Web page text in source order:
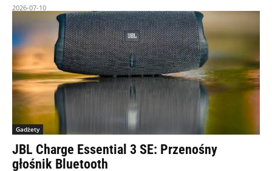
2026-07-10
Gadżety
JBL Charge Essential 3 SE: Przenośny
głośnik Bluetooth